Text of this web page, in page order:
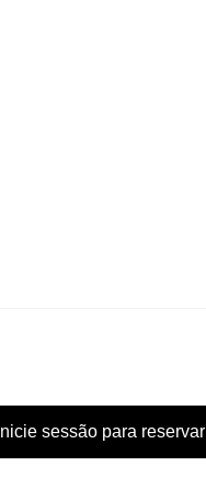
Inicie sessão para reservar